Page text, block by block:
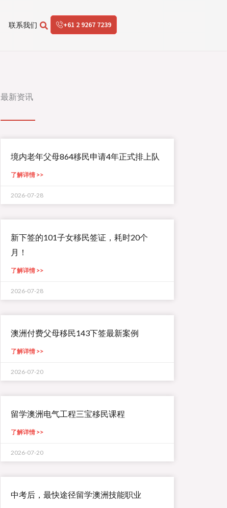
联系我们 +61 2 9267 7239
最新资讯
境内老年父母864移民申请4年正式排上队
了解详情 >>
2026-07-28
新下签的101子女移民签证，耗时20个
月！
了解详情 >>
2026-07-28
澳洲付费父母移民143下签最新案例
了解详情 >>
2026-07-20
留学澳洲电气工程三宝移民课程
了解详情 >>
2026-07-20
中考后，最快途径留学澳洲技能职业